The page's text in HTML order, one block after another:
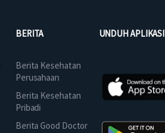
BERITA
Berita Kesehatan
Perusahaan
Berita Kesehatan
Pribadi
Berita Good Doctor
UNDUH APLIKASI